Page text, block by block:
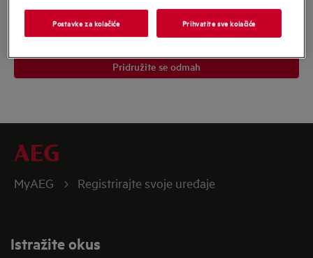
mrežama. U svakom trenutku mogu povući svoju suglasnost.
Potvrđujem da imam 18 ili više godina. Za više informacija pročitajte
Obavijest o zaštiti podataka
Pridružite se odmah
MyAEG Registrirajte svoje uređaje
Istražite okus
Postavke za kolačiće Prihvatite sve kolačiće